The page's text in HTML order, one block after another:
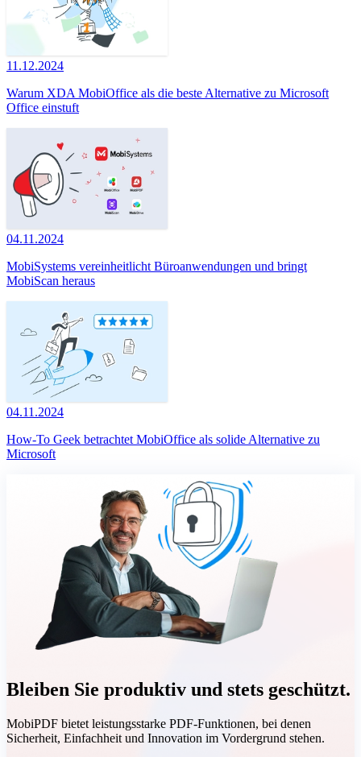
11.12.2024
Warum XDA MobiOffice als die beste Alternative zu Microsoft
Office einstuft
04.11.2024
MobiSystems vereinheitlicht Büroanwendungen und bringt
MobiScan heraus
04.11.2024
How-To Geek betrachtet MobiOffice als solide Alternative zu
Microsoft
Bleiben Sie produktiv und stets geschützt.
MobiPDF bietet leistungsstarke PDF-Funktionen, bei denen
Sicherheit, Einfachheit und Innovation im Vordergrund stehen.